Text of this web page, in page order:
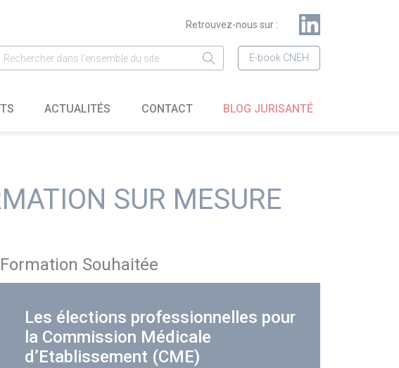
Retrouvez-nous sur :
E-book CNEH
ACTUALITÉS CONTACT BLOG JURISANTÉ
SUR MESURE
Formation Souhaitée
Les élections professionnelles pour
la Commission Médicale
d’Etablissement (CME)